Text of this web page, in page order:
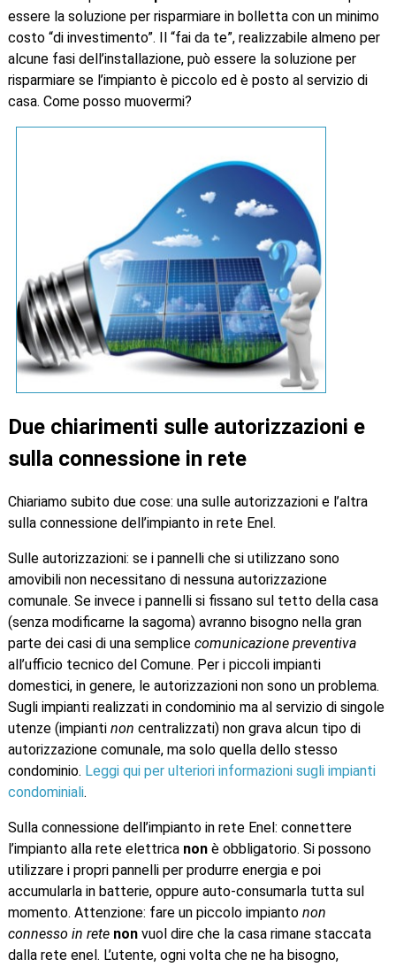
essere la soluzione per risparmiare in bolletta con un minimo
costo “di investimento”. Il “fai da te”, realizzabile almeno per
alcune fasi dell’installazione, può essere la soluzione per
risparmiare se l’impianto è piccolo ed è posto al servizio di
casa. Come posso muovermi?
Due chiarimenti sulle autorizzazioni e
sulla connessione in rete
Chiariamo subito due cose: una sulle autorizzazioni e l’altra
sulla connessione dell’impianto in rete Enel.
Sulle autorizzazioni: se i pannelli che si utilizzano sono
amovibili non necessitano di nessuna autorizzazione
comunale. Se invece i pannelli si fissano sul tetto della casa
(senza modificarne la sagoma) avranno bisogno nella gran
parte dei casi di una semplice comunicazione preventiva
all’ufficio tecnico del Comune. Per i piccoli impianti
domestici, in genere, le autorizzazioni non sono un problema.
Sugli impianti realizzati in condominio ma al servizio di singole
utenze (impianti non centralizzati) non grava alcun tipo di
autorizzazione comunale, ma solo quella dello stesso
condominio. Leggi qui per ulteriori informazioni sugli impianti
condominiali.
Sulla connessione dell’impianto in rete Enel: connettere
l’impianto alla rete elettrica nonè obbligatorio. Si possono
utilizzare i propri pannelli per produrre energia e poi
accumularla in batterie, oppure auto-consumarla tutta sul
momento. Attenzione: fare un piccolo impianto non
connesso in rete nonvuol dire che la casa rimane staccata
dalla rete enel. L’utente, ogni volta che ne ha bisogno,